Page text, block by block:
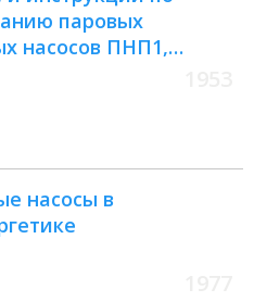
паровых
насосов ПНП1,
50, ПНП11,
насосы в